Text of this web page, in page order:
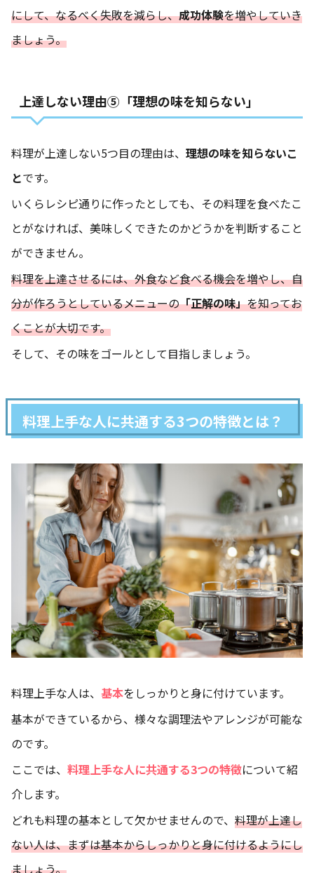
にして、なるべく失敗を減らし、成功体験を増やしていき
ましょう。
上達しない理由⑤「理想の味を知らない」
料理が上達しない5つ目の理由は、 理想の味を知らないこ
とです。
いくらレシピ通りに作ったとしても、その料理を食べたこ
とがなければ、美味しくできたのかどうかを判断すること
ができません。
料理を上達させるには、外食など食べる機会を増やし、自
分が作ろうとしているメニューの「正解の味」を知ってお
くことが大切です。
そして、その味をゴールとして目指しましょう。
料理上手な人に共通する3つの特徴とは？
料理上手な人は、 基本をしっかりと身に付けています。
基本ができているから、様々な調理法やアレンジが可能な
のです。
ここでは、 料理上手な人に共通する3つの特徴について紹
介します。
どれも料理の基本として欠かせませんので、 料理が上達し
ない人は、まずは基本からしっかりと身に付けるようにし
ましょう。